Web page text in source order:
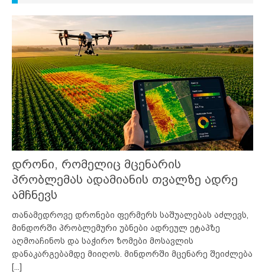
დრონი, რომელიც მცენარის
პრობლემას ადამიანის თვალზე ადრე
ამჩნევს
თანამედროვე დრონები ფერმერს საშუალებას აძლევს,
მინდორში პრობლემური უბნები ადრეულ ეტაპზე
აღმოაჩინოს და საჭირო ზომები მოსავლის
დანაკარგებამდე მიიღოს. მინდორში მცენარე შეიძლება
[...]